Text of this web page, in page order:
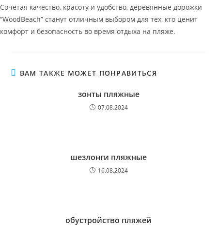
Сочетая качество, красоту и удобство, деревянные дорожки
“WoodBeach” станут отличным выбором для тех, кто ценит
комфорт и безопасность во время отдыха на пляже.
ВАМ ТАКЖЕ МОЖЕТ ПОНРАВИТЬСЯ
зонты пляжные
07.08.2024
шезлонги пляжные
16.08.2024
обустройство пляжей